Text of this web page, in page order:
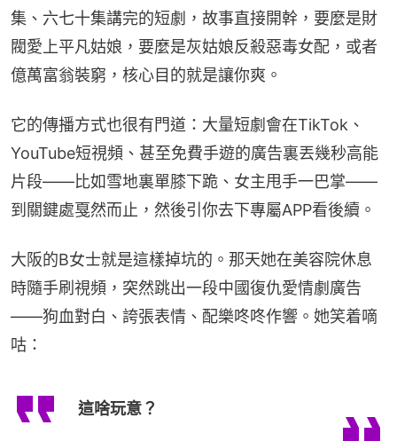
集、六七十集講完的短劇，故事直接開幹，要麼是財
閥愛上平凡姑娘，要麼是灰姑娘反殺惡毒女配，或者
億萬富翁裝窮，核心目的就是讓你爽。
它的傳播方式也很有門道：大量短劇會在TikTok、
YouTube短視頻、甚至免費手遊的廣告裏丟幾秒高能
片段——比如雪地裏單膝下跪、女主甩手一巴掌——
到關鍵處戛然而止，然後引你去下專屬APP看後續。
大阪的B女士就是這樣掉坑的。那天她在美容院休息
時隨手刷視頻，突然跳出一段中國復仇愛情劇廣告
——狗血對白、誇張表情、配樂咚咚作響。她笑着嘀
咕：
這啥玩意？